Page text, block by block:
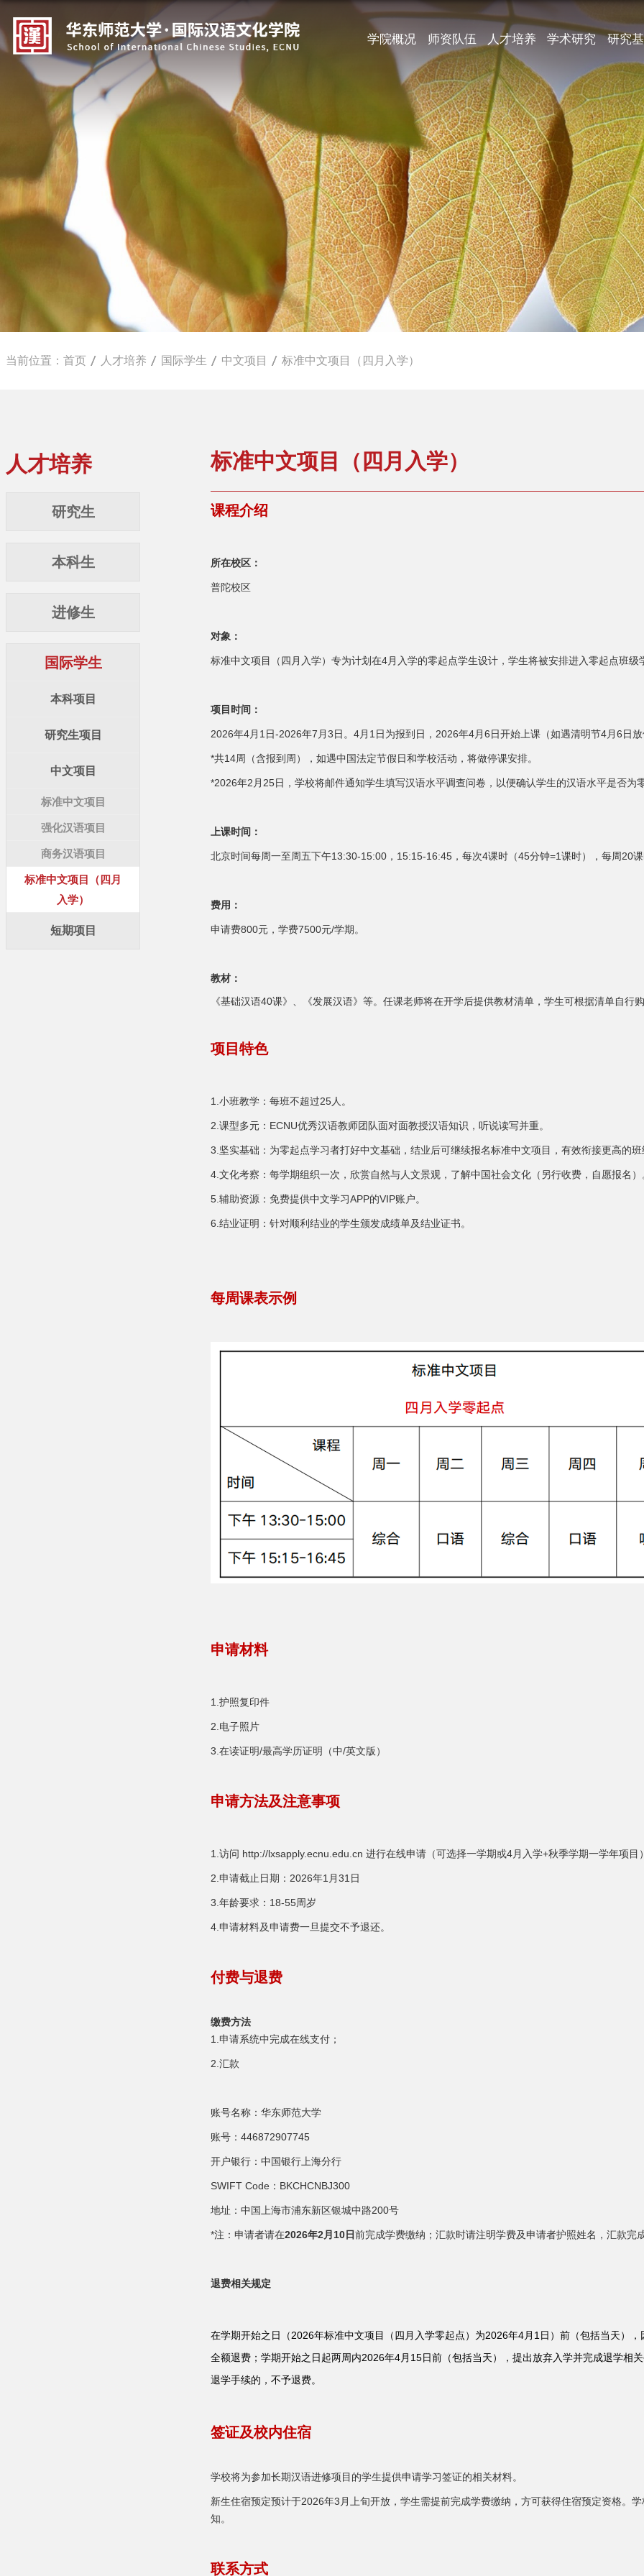
学院概况 师资队伍 人才培养 学术研究 研究
当前位置： 首页 人才培养 国际学生 中文项目 标准中文项目（四月入学）
人才培养
研究生
本科生
进修生
国际学生
本科项目
研究生项目
中文项目
标准中文项目
强化汉语项目
商务汉语项目
标准中文项目（四月
入学）
短期项目
标准中文项目（四月入学）
课程介绍
所在校区：
普陀校区
对象：
标准中文项目（四月入学）专为计划在4月入学的零起点学生设计，学生将被安排进入零起点班级
项目时间：
2026年4月1日-2026年7月3日。4月1日为报到日，2026年4月6日开始上课（如遇清明节4月6日放
*共14周（含报到周），如遇中国法定节假日和学校活动，将做停课安排。
*2026年2月25日，学校将邮件通知学生填写汉语水平调查问卷，以便确认学生的汉语水平是否为
上课时间：
北京时间每周一至周五下午13:30-15:00，15:15-16:45，每次4课时（45分钟=1课时），每周20课
费用：
申请费800元，学费7500元/学期。
教材：
《基础汉语40课》、《发展汉语》等。任课老师将在开学后提供教材清单，学生可根据清单自行购
项目特色
1.小班教学：每班不超过25人。
2.课型多元：ECNU优秀汉语教师团队面对面教授汉语知识，听说读写并重。
3.坚实基础：为零起点学习者打好中文基础，结业后可继续报名标准中文项目，有效衔接更高的班
4.文化考察：每学期组织一次，欣赏自然与人文景观，了解中国社会文化（另行收费，自愿报名）
5.辅助资源：免费提供中文学习APP的VIP账户。
6.结业证明：针对顺利结业的学生颁发成绩单及结业证书。
每周课表示例
申请材料
1.护照复印件
2.电子照片
3.在读证明/最高学历证明（中/英文版）
申请方法及注意事项
1.访问 http://lxsapply.ecnu.edu.cn 进行在线申请（可选择一学期或4月入学+秋季学期一学年项目
2.申请截止日期：2026年1月31日
3.年龄要求：18-55周岁
4.申请材料及申请费一旦提交不予退还。
付费与退费
缴费方法
1.申请系统中完成在线支付；
2.汇款
账号名称：华东师范大学
账号：446872907745
开户银行：中国银行上海分行
SWIFT Code：BKCHCNBJ300
地址：中国上海市浦东新区银城中路200号
*注：申请者请在2026年2月10日前完成学费缴纳；汇款时请注明学费及申请者护照姓名，汇款完
退费相关规定
在学期开始之日（2026年标准中文项目（四月入学零起点）为2026年4月1日）前（包括当天）
全额退费；学期开始之日起两周内2026年4月15日前（包括当天），提出放弃入学并完成退学相
退学手续的，不予退费。
签证及校内住宿
学校将为参加长期汉语进修项目的学生提供申请学习签证的相关材料。
新生住宿预定预计于2026年3月上旬开放，学生需提前完成学费缴纳，方可获得住宿预定资格。
知。
联系方式